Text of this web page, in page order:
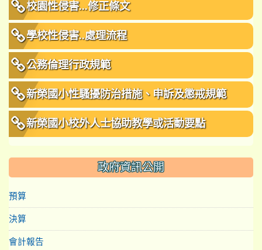
校園性侵害...修正條文
學校性侵害..處理流程
公務倫理行政規範
新榮國小性騷擾防治措施、申訴及懲戒規範
新榮國小校外人士協助教學或活動要點
政府資訊公開
預算
決算
會計報告